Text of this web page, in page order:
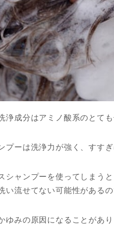
浄成分はアミノ酸系のとても
プーは洗浄力が強く、すす
シャンプーを使ってしまう
い流せてない可能性があるの
ゆみの原因になることがあり